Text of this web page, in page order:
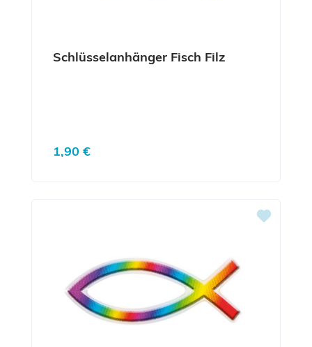
Schlüsselanhänger Fisch Filz
Regulärer Preis:
1,90 €